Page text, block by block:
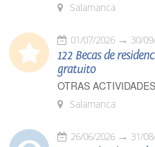
Salamanca
01/07/2026 30/
122 Becas de
gratuito
OTRAS ACTIVIDADES
Salamanca
26/06/2026 31/